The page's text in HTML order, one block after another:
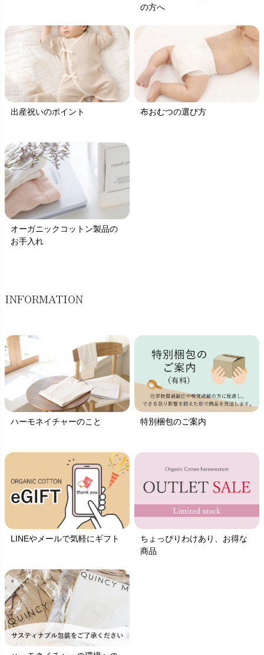
の方へ
出産祝いのポイント 布おむつの選び方
オーガニックコットン製品の
お手入れ
INFORMATION
ハーモネイチャーのこと 特別梱包のご案内
LINEやメールで気軽にギフト
ちょっぴりわけあり、お得な
商品